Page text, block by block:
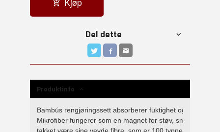
Del dette
Produktinfo
Bambús rengjøringssett absorberer fuktighet og fett raskt
Mikrofiber fungerer som en magnet for støv, smuss og